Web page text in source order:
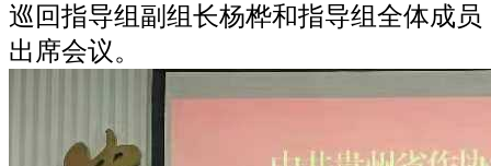
巡回指导组副组长杨桦和指导组全体成员
出席会议。